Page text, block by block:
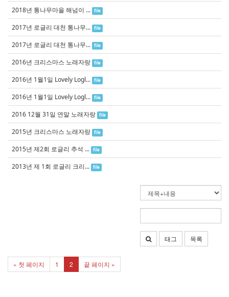
2018년 통나무마을 해넘이 ... file
2017년 로글리 대천 통나무... file
2017년 로글리 대천 통나무... file
2016년 크리스마스 노래자랑 file
2016년 1월1일 Lovely Logl... file
2016년 1월1일 Lovely Logl... file
2016 12월 31일 연말 노래자랑 file
2015년 크리스마스 노래자랑 file
2015년 제2회 로글리 추석 ... file
2013년 제 1회 로글리 크리... file
태그 목록
« 첫 페이지 1 2 끝 페이지 »